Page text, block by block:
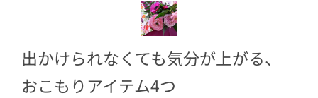
出かけられなくても気分が上がる、
おこもりアイテム4つ